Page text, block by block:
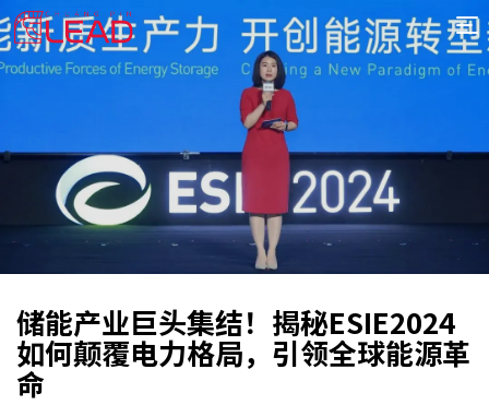
首
页
案
价
新
闻关储能产业巨头集结！揭秘ESIE2024
如何颠覆电力格局，引领全球能源革
命